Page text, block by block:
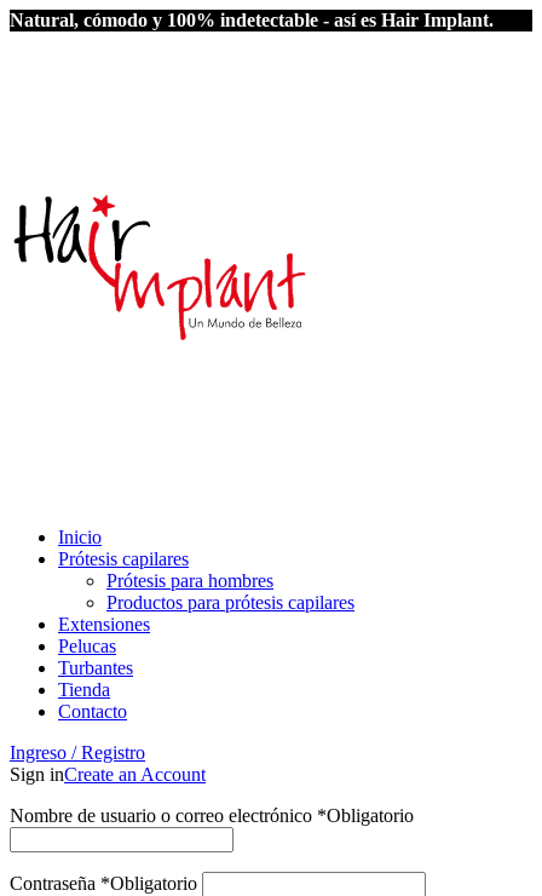
Natural, cómodo y 100% indetectable - así es Hair Implant.
Inicio
Prótesis capilares
Prótesis para hombres
Productos para prótesis capilares
Extensiones
Pelucas
Turbantes
Tienda
Contacto
Ingreso / Registro
Sign inCreate an Account
Nombre de usuario o correo electrónico *Obligatorio
Contraseña *Obligatorio